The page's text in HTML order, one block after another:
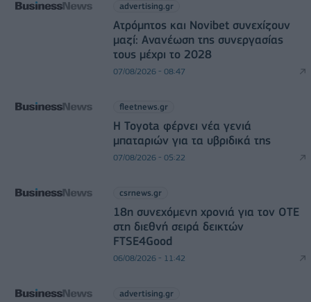
advertising.gr
Ατρόμητος και Novibet συνεχίζουν
μαζί: Ανανέωση της συνεργασίας
τους μέχρι το 2028
07/08/2026 - 08:47
fleetnews.gr
Η Toyota φέρνει νέα γενιά
μπαταριών για τα υβριδικά της
07/08/2026 - 05:22
csrnews.gr
18η συνεχόμενη χρονιά για τον ΟΤΕ
στη διεθνή σειρά δεικτών
FTSE4Good
06/08/2026 - 11:42
advertising.gr